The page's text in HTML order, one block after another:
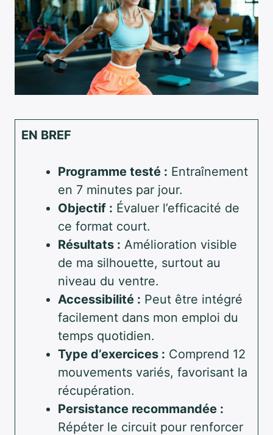
EN BREF
Programme testé : Entraînement
en 7 minutes par jour.
Objectif : Évaluer l’efficacité de
ce format court.
Résultats : Amélioration visible
de ma silhouette, surtout au
niveau du ventre.
Accessibilité : Peut être intégré
facilement dans mon emploi du
temps quotidien.
Type d’exercices : Comprend 12
mouvements variés, favorisant la
récupération.
Persistance recommandée :
Répéter le circuit pour renforcer